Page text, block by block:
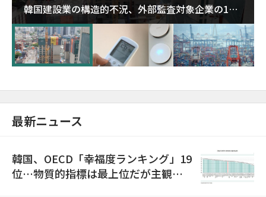
韓国建設業の構造的不況、外部監査対象企業の1割
超が「ゾンビ企業」に…5年で2.8倍増
最新ニュース
韓国、OECD「幸福度ランキング」19
位…物質的指標は最上位だが主観的